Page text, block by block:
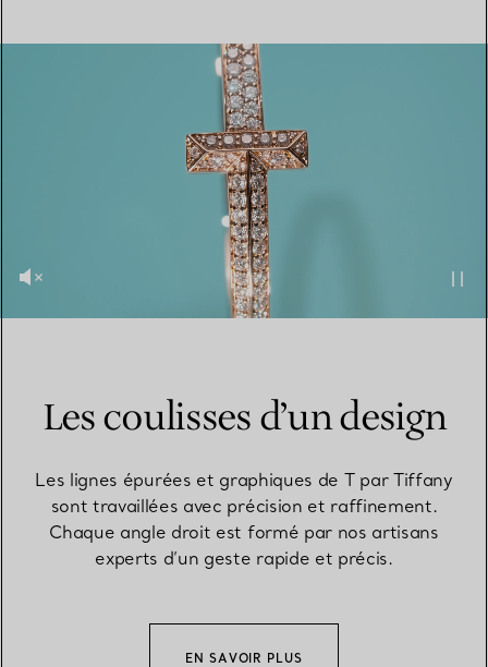
Les coulisses d’un design
Les lignes épurées et graphiques de T par Tiffany
sont travaillées avec précision et raffinement.
Chaque angle droit est formé par nos artisans
experts d’un geste rapide et précis.
EN SAVOIR PLUS